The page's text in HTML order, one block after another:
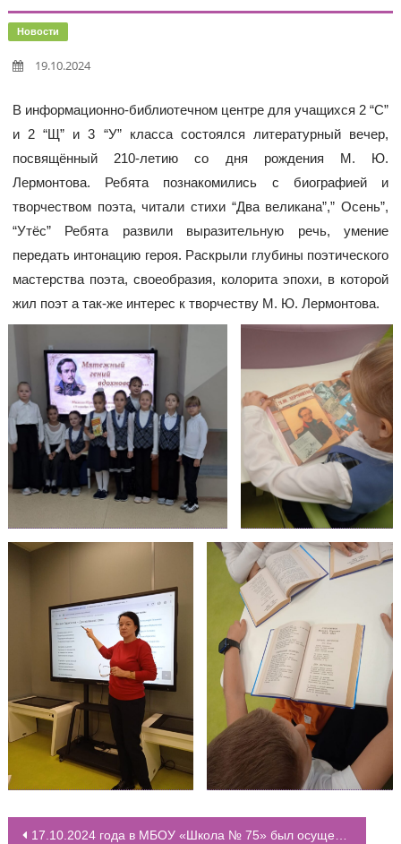
Новости
19.10.2024
В информационно-библиотечном центре для учащихся 2 “С”
и 2 “Щ” и 3 “У” класса состоялся литературный вечер,
посвящённый 210-летию со дня рождения М. Ю.
Лермонтова. Ребята познакомились с биографией и
творчеством поэта, читали стихи “Два великана”,” Осень”,
“Утёс” Ребята развили выразительную речь, умение
передать интонацию героя. Раскрыли глубины поэтического
мастерства поэта, своеобразия, колорита эпохи, в которой
жил поэт а так-же интерес к творчеству М. Ю. Лермонтова.
17.10.2024 года в МБОУ «Школа № 75» был осуществлён родительский контроль организации горячего питания обучающихся 1-4 классов